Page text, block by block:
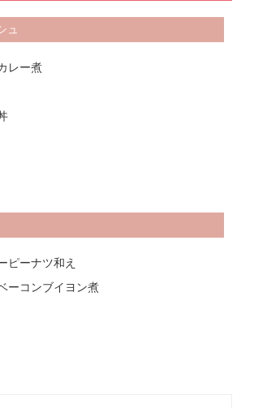
ュ
レー煮
ピーナツ和え
ーコンブイヨン煮